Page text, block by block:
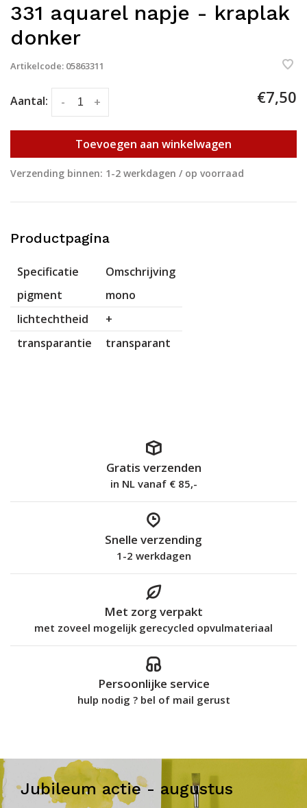
331 aquarel napje - kraplak
donker
Artikelcode: 05863311
Aantal: +
- €7,50
Toevoegen aan winkelwagen
Verzending binnen: 1-2 werkdagen / op voorraad
Productpagina
Specificatie
Omschrijving
pigment
mono
lichtechtheid
+
transparantie
transparant
Gratis verzenden
in NL vanaf € 85,-
Snelle verzending
1-2 werkdagen
Met zorg verpakt
met zoveel mogelijk gerecycled opvulmateriaal
Persoonlijke service
hulp nodig ? bel of mail gerust
Jubileum actie - augustus